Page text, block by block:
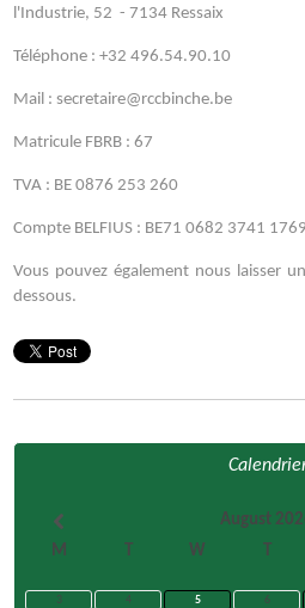
l'Industrie, 52 - 7134 Ressaix
Téléphone : +32 496.54.90.10
Mail : secretaire@rccbinche.be
Matricule FBRB : 67
TVA : BE 0876 253 260
Compte BELFIUS : BE71 0682 3741 1769
Vous pouvez également nous laisser
dessous.
August
M
T W T
3
4 5 6